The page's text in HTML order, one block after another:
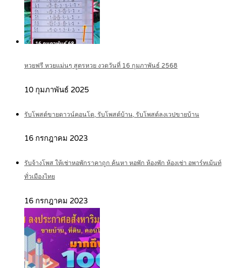
หวยฟรี หวยแม่นๆ สูตรหวย งวดวันที่ 16 กุมภาพันธ์ 2568
10 กุมภาพันธ์ 2025
รับโพสต์ขายดาวน์คอนโด, รับโพสต์บ้าน, รับโพสต์ลงเวปขายบ้าน
16 กรกฎาคม 2023
รับจ้างโพส ให้เช่าหอพักราคาถูก ค้นหา หอพัก ห้องพัก ห้องเช่า อพาร์ทเม้นท์
ทั่วเมืองไทย
16 กรกฎาคม 2023